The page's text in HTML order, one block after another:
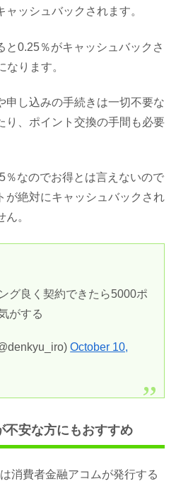
ッシュバックされます。
と0.25％がキャッシュバックさ
ります。
申し込みの手続きは一切不要な
り、ポイント交換の手間も必要
％なのでお得とは言えないので
絶対にキャッシュバックされ
。
グ良く契約できたら5000ポ
がする
October 10,
不安な方にもおすすめ
消費者金融アコムが発行する